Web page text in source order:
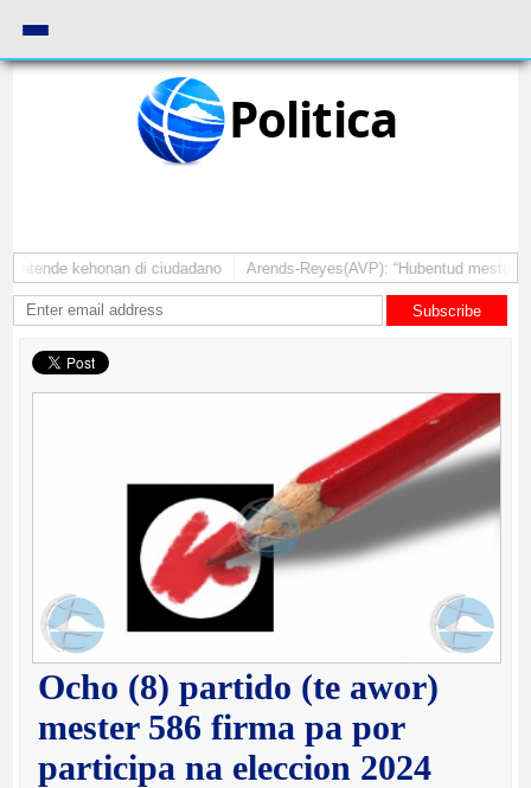
Politica
atende kehonan di ciudadano Arends-Reyes(AVP): “Hubentud mester
Subscribe
Ocho (8) partido (te awor)
mester 586 firma pa por
participa na eleccion 2024